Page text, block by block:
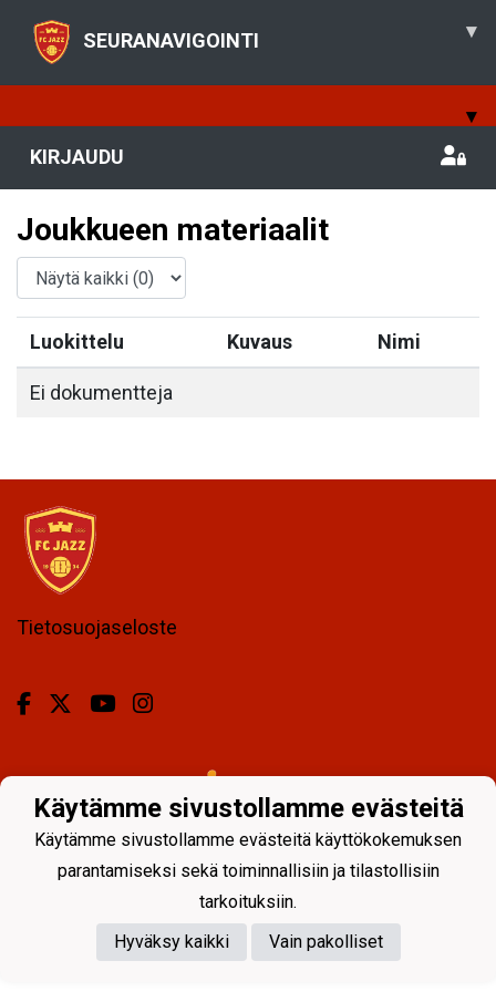
SEURANAVIGOINTI ▾
▾
KIRJAUDU
Joukkueen materiaalit
Luokittelu Kuvaus Nimi
Ei dokumentteja
Tietosuojaseloste
Käytämme sivustollamme evästeitä
Käytämme sivustollamme evästeitä käyttökokemuksen
parantamiseksi sekä toiminnallisiin ja tilastollisiin
tarkoituksiin.
Hyväksy kaikki
Vain pakolliset